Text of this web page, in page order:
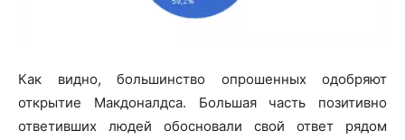
Как видно, большинство опрошенных одобряют
открытие Макдоналдса. Большая часть позитивно
ответивших людей обосновали свой ответ рядом